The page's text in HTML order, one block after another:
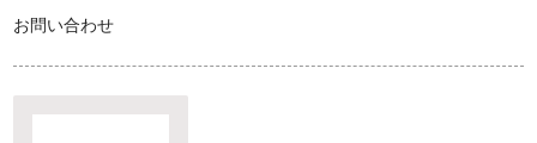
お問い合わせ